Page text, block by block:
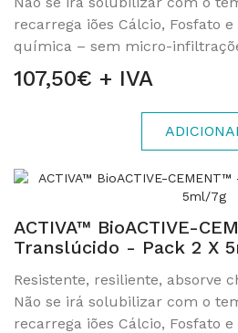
recarrega iões Cálcio, Fosfato
química – sem micro-
107,50€ + IVA
ACTIVA™ BioACTIVE-
Translúcido - Pack 2 X
Resistente, resiliente, absorve
Não se irá solubilizar com o
recarrega iões Cálcio, Fosfato